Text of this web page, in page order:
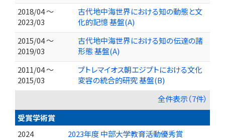
2018/04 ～
2023/03
古代地中海世界における知の動態と文
化的記憶 基盤(A)
2015/04 ～
2019/03
古代地中海世界における知の伝達の諸
形態 基盤(A)
2011/04 ～
2015/03
プトレマイオス朝エジプトにおける文化
変容の統合的研究 基盤(B)
全件表示（7件）
受賞学術賞
2024
2023年度 中部大学教育活動優秀賞